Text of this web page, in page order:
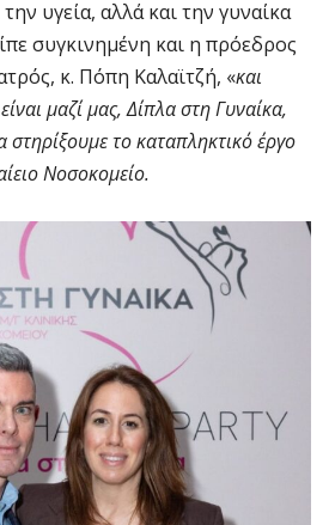
υγεία, αλλά και την γυναίκα
συγκινημένη και η πρόεδρος
κ. Πόπη Καλαϊτζή, «και
μαζί μας, Δίπλα στη Γυναίκα,
το καταπληκτικό έργο
Νοσοκομείο.